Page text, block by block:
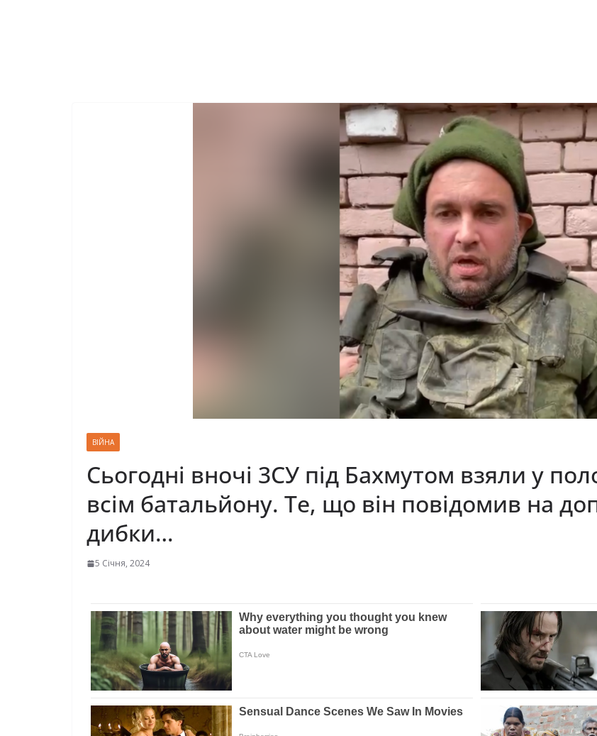
ВІЙНА
Сьогодні вночі 3CУ під Бaxмyтом взяли y
всім батальйону. Те, що він повідомив на
дибки…
5 Січня, 2024